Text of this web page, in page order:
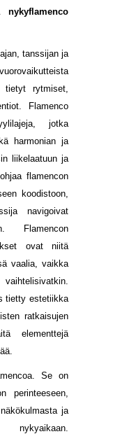
tanssijan ja
tietyt rytmiset,
Flamenco
jotka
harmonian ja
liikelaatuun ja
flamencon
koodistoon,
navigoivat
Flamencon
ovat niitä
vaalia, vaikka
tietty estetiikka
ratkaisujen
elementtejä
Se on
perinteeseen,
ja